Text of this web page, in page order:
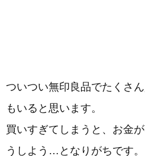
ついつい無印良品でたくさ
もいると思います。
買いすぎてしまうと、お金
うしよう…となりがちです。